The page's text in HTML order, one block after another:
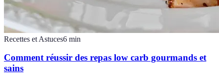
Recettes et Astuces6 min
Comment réussir des repas low carb gourmands et
sains